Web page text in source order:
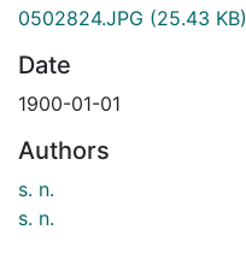
0502824.JPG (25.43 KB)
Date
1900-01-01
Authors
s. n.
s. n.